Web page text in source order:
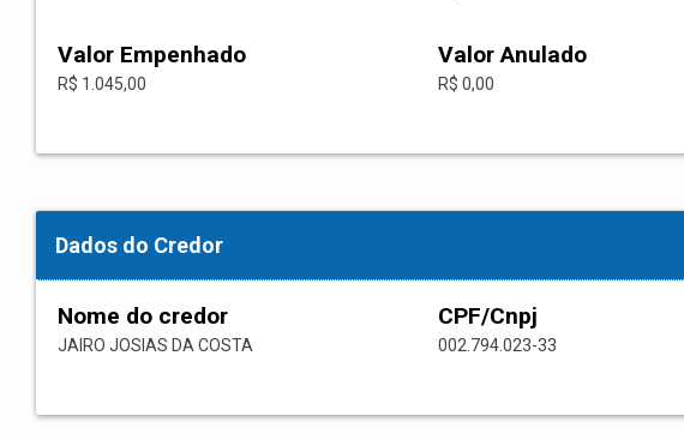
Valor Empenhado
R$ 1.045,00
Valor Anulado
R$ 0,00
Dados do Credor
Nome do credor
JAIRO JOSIAS DA COSTA
CPF/Cnpj
002.794.023-33